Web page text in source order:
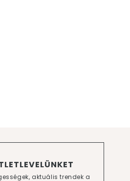
aktuális trendek a